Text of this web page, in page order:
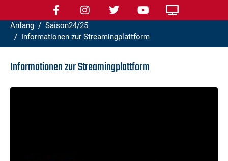
Anfang
Saison24/25
Informationen zur Streamingplattform
Informationen zur Streamingplattform